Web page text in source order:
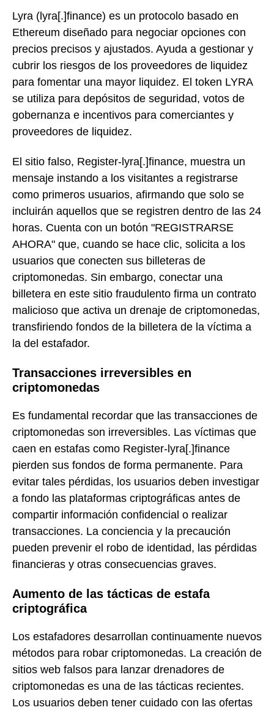
Lyra (lyra[.]finance) es un protocolo basado en
Ethereum diseñado para negociar opciones con
precios precisos y ajustados. Ayuda a gestionar y
cubrir los riesgos de los proveedores de liquidez
para fomentar una mayor liquidez. El token LYRA
se utiliza para depósitos de seguridad, votos de
gobernanza e incentivos para comerciantes y
proveedores de liquidez.
El sitio falso, Register-lyra[.]finance, muestra un
mensaje instando a los visitantes a registrarse
como primeros usuarios, afirmando que solo se
incluirán aquellos que se registren dentro de las 24
horas. Cuenta con un botón "REGISTRARSE
AHORA" que, cuando se hace clic, solicita a los
usuarios que conecten sus billeteras de
criptomonedas. Sin embargo, conectar una
billetera en este sitio fraudulento firma un contrato
malicioso que activa un drenaje de criptomonedas,
transfiriendo fondos de la billetera de la víctima a
la del estafador.
Transacciones irreversibles en
criptomonedas
Es fundamental recordar que las transacciones de
criptomonedas son irreversibles. Las víctimas que
caen en estafas como Register-lyra[.]finance
pierden sus fondos de forma permanente. Para
evitar tales pérdidas, los usuarios deben investigar
a fondo las plataformas criptográficas antes de
compartir información confidencial o realizar
transacciones. La conciencia y la precaución
pueden prevenir el robo de identidad, las pérdidas
financieras y otras consecuencias graves.
Aumento de las tácticas de estafa
criptográfica
Los estafadores desarrollan continuamente nuevos
métodos para robar criptomonedas. La creación de
sitios web falsos para lanzar drenadores de
criptomonedas es una de las tácticas recientes.
Los usuarios deben tener cuidado con las ofertas